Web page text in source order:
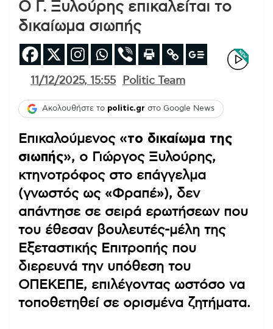
Ο Γ. Ξυλούρης επικαλείται το
δικαίωμα σιωπής
11/12/2025, 15:55 Politic Team
Ακολουθήστε το politic.gr στο Google News
Επικαλούμενος «το δικαίωμα της
σιωπής», ο Γιώργος Ξυλούρης,
κτηνοτρόφος στο επάγγελμα
(γνωστός ως «Φραπέ»), δεν
απάντησε σε σειρά ερωτήσεων που
του έθεσαν βουλευτές-μέλη της
Εξεταστικής Επιτροπής που
διερευνά την υπόθεση του
ΟΠΕΚΕΠΕ, επιλέγοντας ωστόσο να
τοποθετηθεί σε ορισμένα ζητήματα.